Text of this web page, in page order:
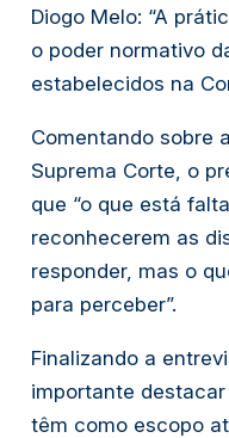
Diogo Melo: “A
o poder normativo
estabelecidos na
Comentando sobre
Suprema Corte, o
que “o que está
reconhecerem as
responder, mas o
para perceber”.
Finalizando a
importante
têm como escopo